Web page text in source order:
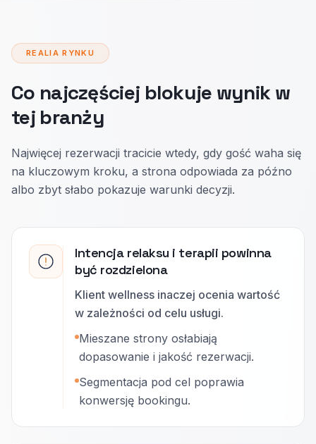
REALIA RYNKU
Co najczęściej blokuje wynik w
tej branży
Najwięcej rezerwacji tracicie wtedy, gdy gość waha się
na kluczowym kroku, a strona odpowiada za późno
albo zbyt słabo pokazuje warunki decyzji.
Intencja relaksu i terapii powinna
być rozdzielona
Klient wellness inaczej ocenia wartość
w zależności od celu usługi.
Mieszane strony osłabiają
dopasowanie i jakość rezerwacji.
Segmentacja pod cel poprawia
konwersję bookingu.